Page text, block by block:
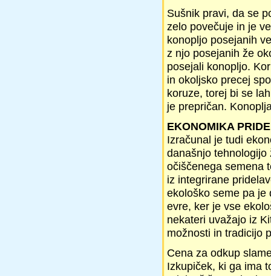
Sušnik pravi, da se
zelo povečuje in je
konopljo posejanih
z njo posejanih že
posejali konopljo.
in okoljsko precej
koruze, torej bi se
je prepričan.
EKONOMIKA
Izračunal je tudi
današnjo
očiščenega semena
iz integrirane
ekološko seme pa je
evre, ker je vse
nekateri uvažajo iz
možnosti in tradicijo
Cena za odkup
Izkupiček, ki ga ima